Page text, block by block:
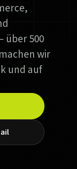
über 500
wir
und auf